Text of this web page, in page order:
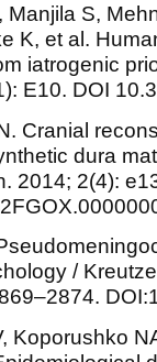
Manjila S,
K, et al.
iatrogenic
E10. DOI
Cranial
dura
2014; 2(4):
/
Koporushko